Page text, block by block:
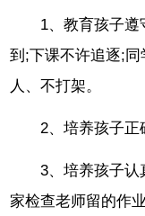
1、教育孩子
到;下课不许追逐;
人、不打架。
2、培养孩子正
3、培养孩子认
家检查老师留的作